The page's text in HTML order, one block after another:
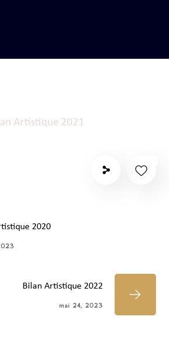
Artistique 2021
2020
Bilan Artistique 2022
mai 24, 2023